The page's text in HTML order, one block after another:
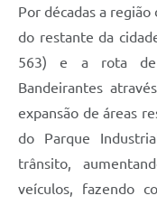
Por décadas a
do restante da
563) e a rota de
Bandeirantes
expansão de áreas
do Parque
trânsito,
veículos, fazendo